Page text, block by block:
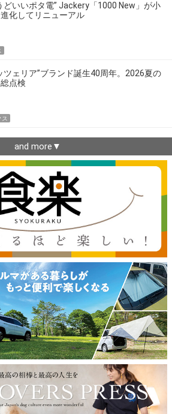
どいいポタ電” Jackery「1000 New」が小
化してリニューアル
ツェリア”ブランド誕生40周年。2026夏の
点検
ス
and more▼